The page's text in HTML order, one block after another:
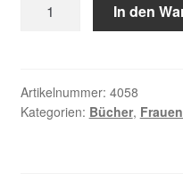
Stadthexen
In den
Artikelnummer: 4058
Kategorien: Bücher,